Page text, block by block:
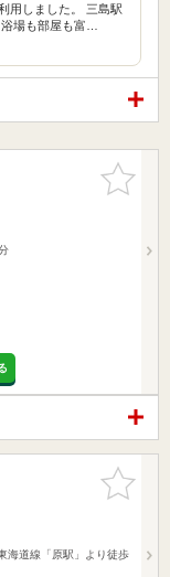
用しました。 三島駅
場も部屋も富…
お気に入
りに追加
お気に入
りに追加
海道線「原駅」より徒歩